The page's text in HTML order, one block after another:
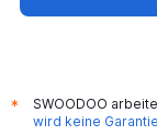
*
SWOODOO
wird keine